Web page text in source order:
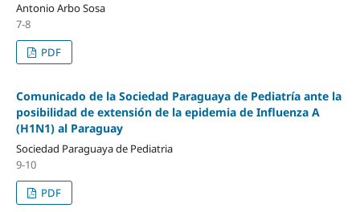
Antonio Arbo Sosa
7-8
PDF
Comunicado de la Sociedad Paraguaya de Pediatría ante la
posibilidad de extensión de la epidemia de Influenza A
(H1N1) al Paraguay
Sociedad Paraguaya de Pediatria
9-10
PDF